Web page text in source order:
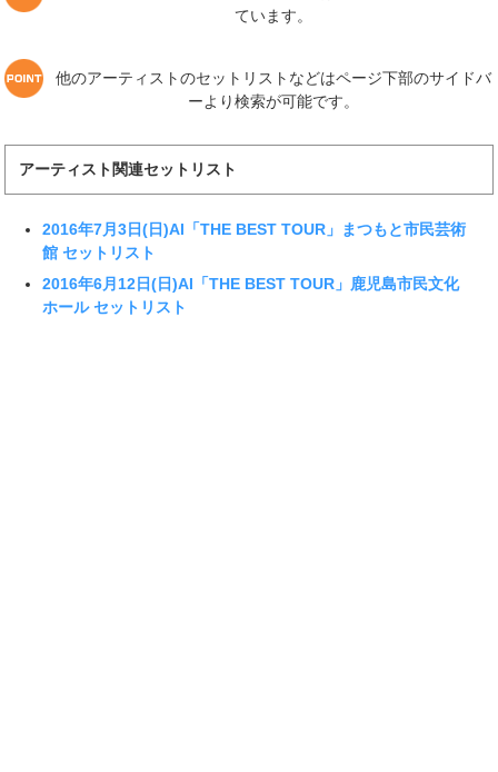
ています。
他のアーティストのセットリストなどはページ下部のサイドバ
ーより検索が可能です。
アーティスト関連セットリスト
2016年7月3日(日)AI「THE BEST TOUR」まつもと市民芸術
館 セットリスト
2016年6月12日(日)AI「THE BEST TOUR」鹿児島市民文化
ホール セットリスト